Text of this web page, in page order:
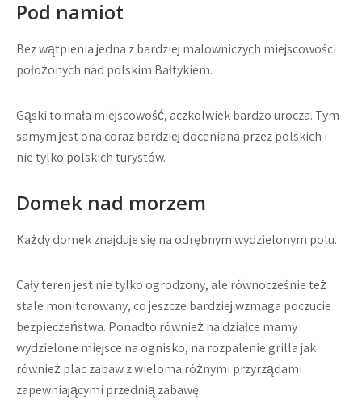
Pod namiot
Bez wątpienia jedna z bardziej malowniczych miejscowości
położonych nad polskim Bałtykiem.
Gąski to mała miejscowość, aczkolwiek bardzo urocza. Tym
samym jest ona coraz bardziej doceniana przez polskich i
nie tylko polskich turystów.
Domek nad morzem
Każdy domek znajduje się na odrębnym wydzielonym polu.
Cały teren jest nie tylko ogrodzony, ale równocześnie też
stale monitorowany, co jeszcze bardziej wzmaga poczucie
bezpieczeństwa. Ponadto również na działce mamy
wydzielone miejsce na ognisko, na rozpalenie grilla jak
również plac zabaw z wieloma różnymi przyrządami
zapewniającymi przednią zabawę.